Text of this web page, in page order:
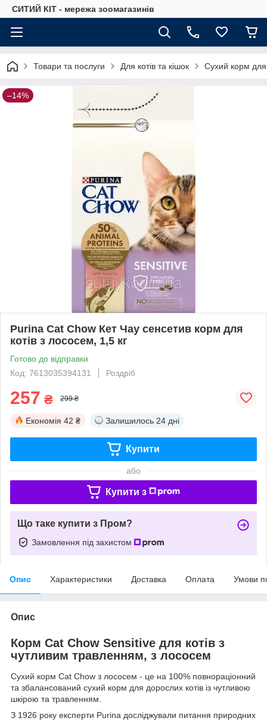
СИТИЙ КІТ - мережа зоомагазинів
Товари та послуги Для котів та кішок Сухий корм для
–14%
Purina Cat Chow Кет Чау сенсетив корм для
котів з лососем, 1,5 кг
Готово до відправки
Код: 7613035394131
Роздріб
257 ₴ 299 ₴
Економія 42 ₴ Залишилось 24 дні
Купити
або
Купити з
Що таке купити з Пром?
Замовлення під захистом
Опис Характеристики Доставка Оплата Умови
Опис
Корм Cat Chow Sensitive для котів з
чутливим травленням, з лососем
Сухий корм Cat Chow з лососем - це на 100% повнораціонний
та збалансований сухий корм для дорослих котів із чутливою
шкірою та травленням.
З 1926 року експерти Purina досліджували питання природних